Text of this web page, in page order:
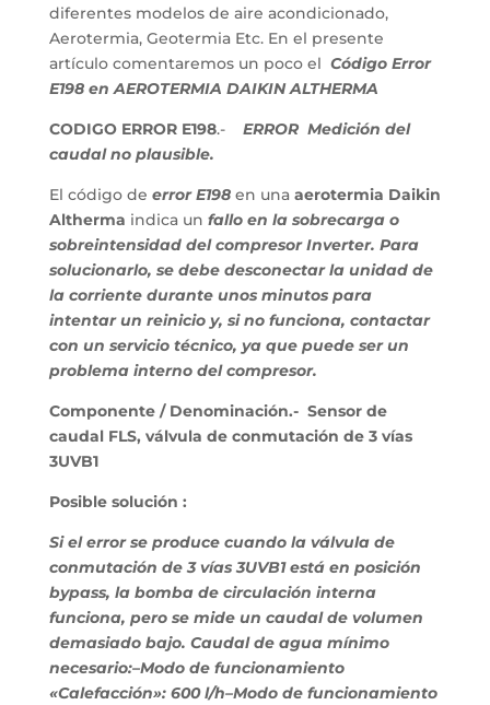
diferentes modelos de aire acondicionado,
Aerotermia, Geotermia Etc. En el presente
artículo comentaremos un poco el Código Error
E198 en AEROTERMIA DAIKIN ALTHERMA
CODIGO ERROR E198.- ERROR Medición del
caudal no plausible.
El código de error E198en una aerotermia Daikin
Altherma indica un fallo en la sobrecarga o
sobreintensidad del compresor Inverter. Para
solucionarlo, se debe desconectar la unidad de
la corriente durante unos minutos para
intentar un reinicio y, si no funciona, contactar
con un servicio técnico, ya que puede ser un
problema interno del compresor.
Componente / Denominación.- Sensor de
caudal FLS, válvula de conmutación de 3 vías
3UVB1
Posible solución :
Si el error se produce cuando la válvula de
conmutación de 3 vías 3UVB1 está en posición
bypass, la bomba de circulación interna
funciona, pero se mide un caudal de volumen
demasiado bajo. Caudal de agua mínimo
necesario:–Modo de funcionamiento
«Calefacción»: 600 l/h–Modo de funcionamiento